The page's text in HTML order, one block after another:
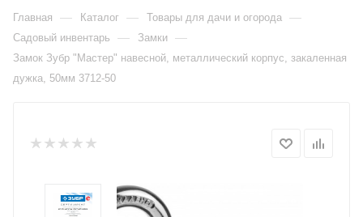
Главная — Каталог — Товары для дачи и огорода —
Садовый инвентарь — Замки —
Замок Зубр "Мастер" навесной, металлический корпус, закаленная
дужка, 50мм 3712-50